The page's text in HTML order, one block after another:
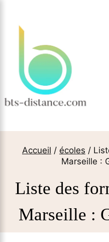
contenu
Accueil / écoles /
Marseille :
Liste des
Marseille :